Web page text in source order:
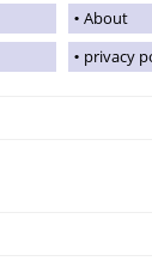
About
privacy